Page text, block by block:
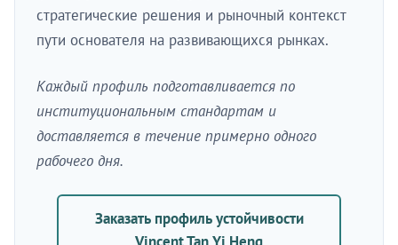
стратегические решения и рыночный контекст
пути основателя на развивающихся рынках.
Каждый профиль подготавливается по
институциональным стандартам и
доставляется в течение примерно одного
рабочего дня.
Заказать профиль устойчивости